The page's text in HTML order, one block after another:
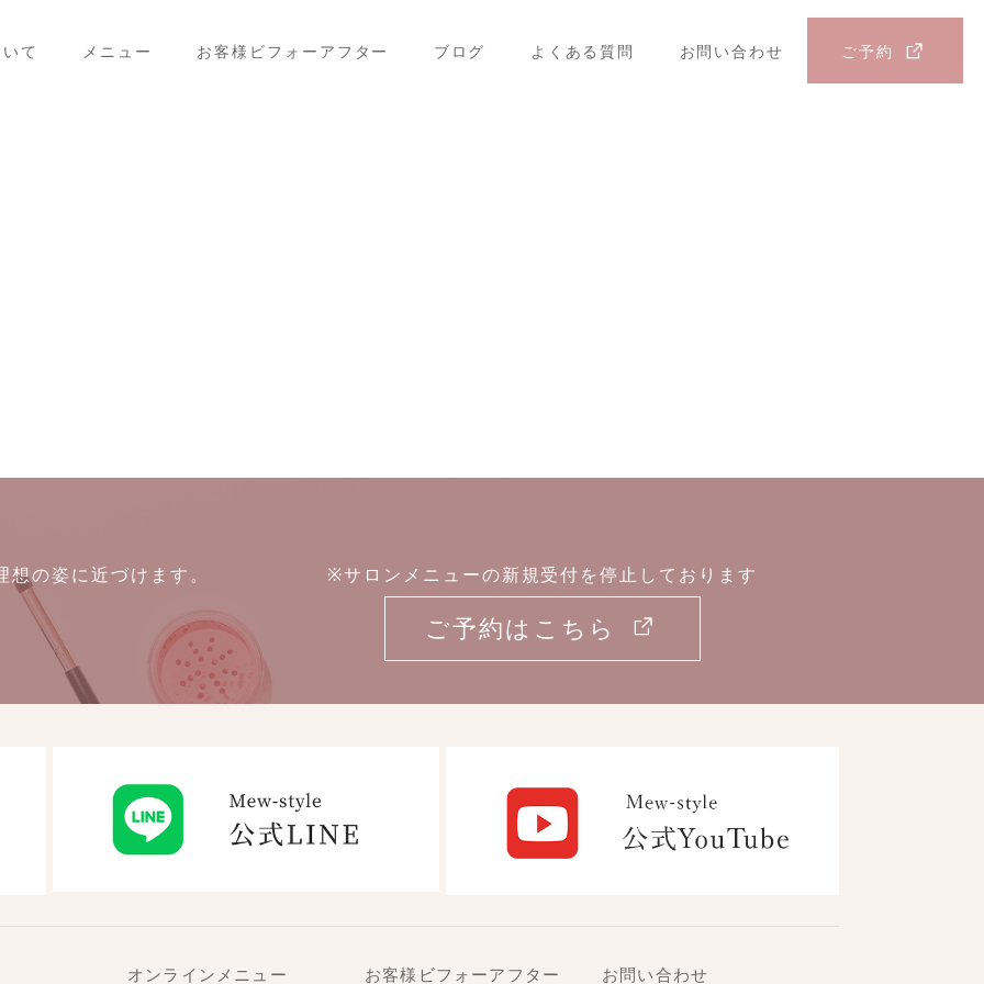
て メニュー お客様ビフォーアフター ブログ よくある質問 お問い合わせ ご予約
の姿に近づけます。 ※サロンメニューの新規受付を停止しております
ご予約はこちら
オンラインメニュー お客様ビフォーアフター お問い合わせ